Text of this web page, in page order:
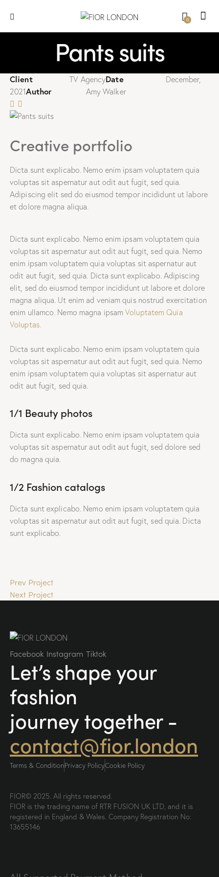
0
Pants suits
Client TV AgencyDate
December,
2021Author Amy Walker
Creative portfolio
Dicta sunt explicabo. Nemo enim ipsam voluptatem quia
voluptas sit aspernatur aut odit aut fugit, sed quia.
Adipiscing elit sed do eiusmod tempor incididunt ut labore
et dolore magna aliqua.
Dicta sunt explicabo. Nemo enim ipsam voluptatem quia
voluptas sit aspernatur aut odit aut fugit, sed quia. Nemo
enim ipsam voluptatem quia voluptas sit aspernatur aut
odit aut fugit, sed quia. Dicta sunt explicabo. Adipiscing
elit, sed do eiusmod tempor incididunt ut labore et dolore
magna aliqua. Ut enim ad veniam quis nostrud exercitation
enim ullamco. Nemo magna ipsamVoluptatem Quia
Voluptas.
Dicta sunt explicabo. Nemo enim ipsam voluptatem quia
voluptas sit aspernatur aut odit aut fugit, sed quia. Nemo
enim ipsam voluptatem quia voluptas sit aspernatur aut
odit aut fugit, sed quia.
1/1 Beauty photos
Dicta sunt explicabo. Nemo enim ipsam voluptatem quia
voluptas sit aspernatur aut odit aut fugit, sed dolore sed
do magna quia.
1/2 Fashion catalogs
Dicta sunt explicabo. Nemo enim ipsam voluptatem quia
voluptas sit aspernatur aut odit aut fugit, sed quia. Dicta
sunt explicabo.
Prev Project
Next Project
Facebook Instagram Tiktok
Let’s shape your
fashion
journey together -
contact@fior.london
Terms & ConditionPrivacy PolicyCookie Policy
FIOR© 2025. All rights reserved.
FIOR is the trading name of RTR FUSION UK LTD, and it is
registered in England & Wales. Company Registration No:
13655146